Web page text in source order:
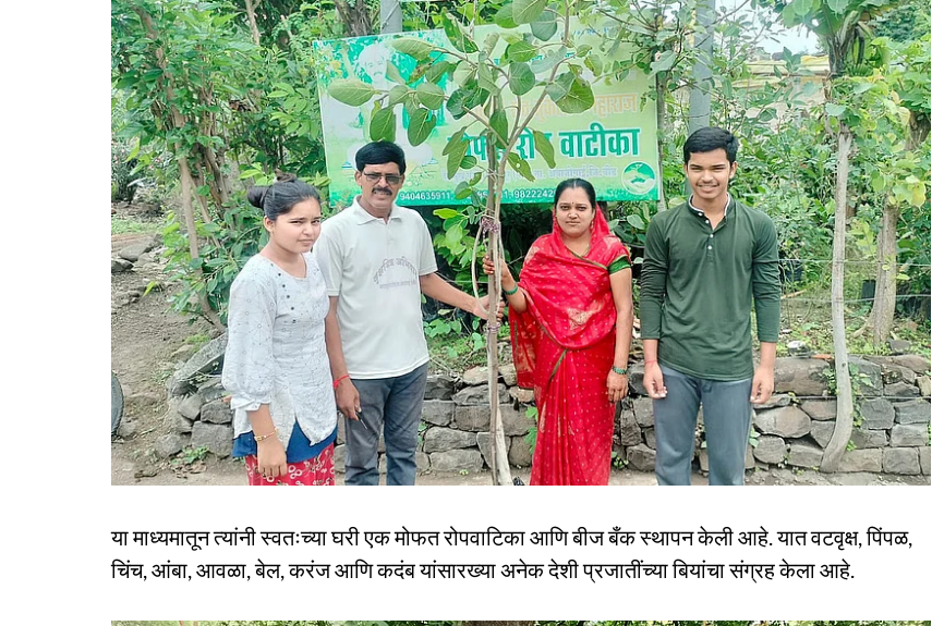
या माध्यमातून त्यांनी स्वतःच्या घरी एक मोफत रोपवाटिका आणि बीज बँक स्थापन केली आहे. यात वटवृक्ष, पिंपळ,
चिंच, आंबा, आवळा, बेल, करंज आणि कदंब यांसारख्या अनेक देशी प्रजातींच्या बियांचा संग्रह केला आहे.